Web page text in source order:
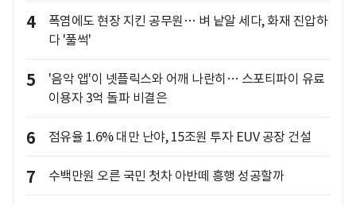
4
폭염에도 현장 지킨 공무원… 벼 낱알 세다, 화재 진압하
다 '풀썩'
5
'음악 앱'이 넷플릭스와 어깨 나란히… 스포티파이 유료
이용자 3억 돌파 비결은
6 점유율 1.6% 대만 난야, 15조원 투자 EUV 공장 건설
7 수백만원 오른 국민 첫차 아반떼 흥행 성공할까